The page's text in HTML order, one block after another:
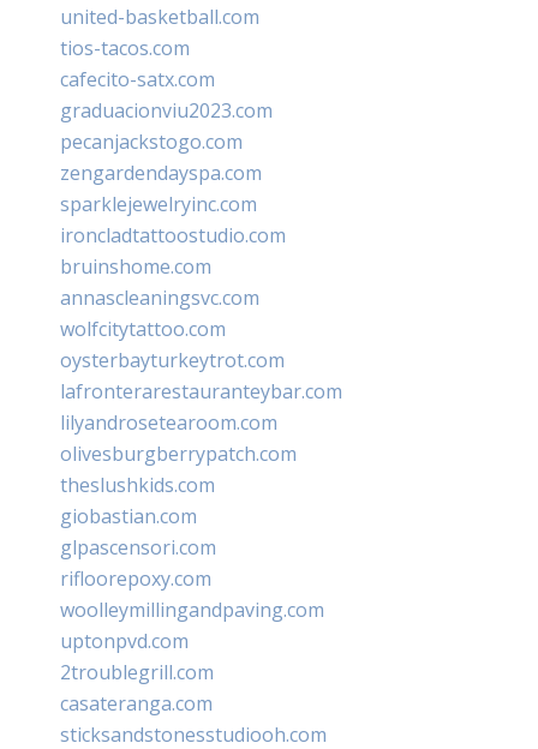
united-basketball.com
tios-tacos.com
cafecito-satx.com
graduacionviu2023.com
pecanjackstogo.com
zengardendayspa.com
sparklejewelryinc.com
ironcladtattoostudio.com
bruinshome.com
annascleaningsvc.com
wolfcitytattoo.com
oysterbayturkeytrot.com
lafronterarestauranteybar.com
lilyandrosetearoom.com
olivesburgberrypatch.com
theslushkids.com
giobastian.com
glpascensori.com
rifloorepoxy.com
woolleymillingandpaving.com
uptonpvd.com
2troublegrill.com
casateranga.com
sticksandstonesstudiooh.com